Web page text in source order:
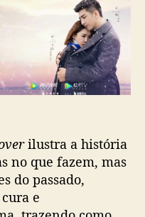
p
r
e
v
o
d
e
s
ilustra a história
no que fazem, mas
do passado,
e